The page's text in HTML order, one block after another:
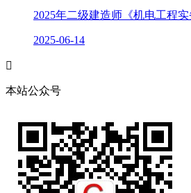
2025年二级建造师《机电工程
2025-06-14

本站公众号